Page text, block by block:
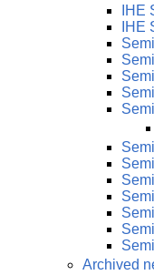
IHE
IHE
Archived